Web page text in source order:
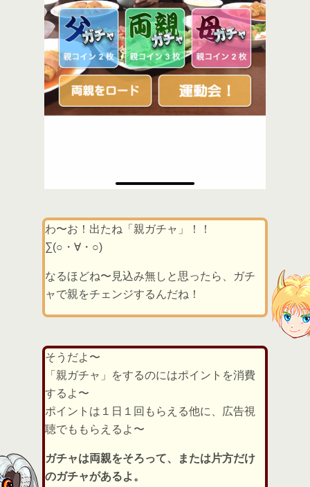
わ〜お！出たね「親ガチャ」！！
∑(○・∀・○)
なるほどね〜見込み無しと思ったら、ガチ
ャで親をチェンジするんだね！
そうだよ〜
「親ガチャ」をするのにはポイントを消費
するよ〜
ポイントは１日１回もらえる他に、広告視
聴でももらえるよ〜
ガチャは両親をそろって、または片方だけ
のガチャがあるよ。